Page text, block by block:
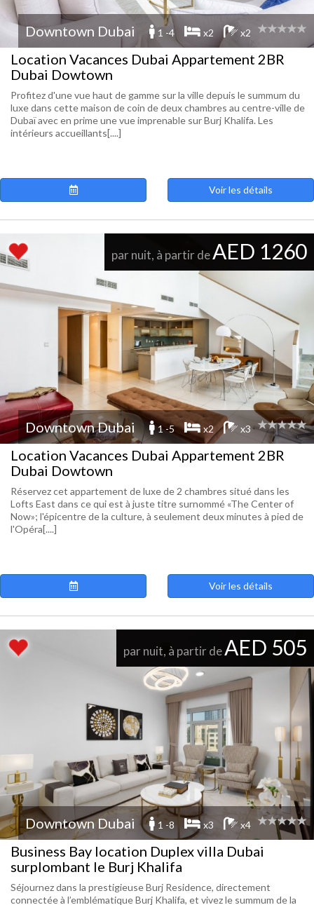
Downtown Dubai 1 -4 x2 x2
Location Vacances Dubai Appartement 2BR
Dubai Dowtown
Profitez d'une vue haut de gamme sur la ville depuis le summum du
luxe dans cette maison de coin de deux chambres au centre-ville de
Dubaï avec en prime une vue imprenable sur Burj Khalifa. Les
intérieurs accueillants[....]
Voir les détails
par nuit, à partir deAED 1260
Downtown Dubai 1 -5 x2 x3
Location Vacances Dubai Appartement 2BR
Dubai Dowtown
Réservez cet appartement de luxe de 2 chambres situé dans les
Lofts East dans ce qui est à juste titre surnommé «The Center of
Now»; l'épicentre de la culture, à seulement deux minutes à pied de
l'Opéra[....]
Voir les détails
par nuit, à partir deAED 505
Downtown Dubai 1 -8 x3 x4
Business Bay location Duplex villa Dubai
surplombant le Burj Khalifa
Séjournez dans la prestigieuse Burj Residence, directement
connectée à l’emblématique Burj Khalifa, et vivez le summum de la